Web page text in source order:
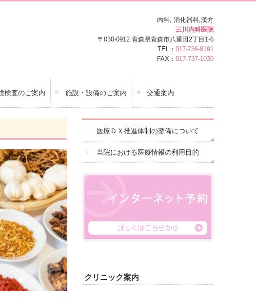
内科, 消化器科,漢方
三川内科医院
〒030-0912 青森県青森市八重田2丁目1-6
TEL： 017-736-8191
FAX： 017-737-1030
検査のご案内 施設・設備のご案内 交通案内
医療ＤＸ推進体制の整備について
当院における医療情報の利用目的
クリニック案内